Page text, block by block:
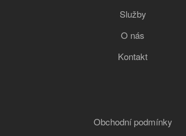
Služby
O nás
Kontakt
Obchodní podmínky